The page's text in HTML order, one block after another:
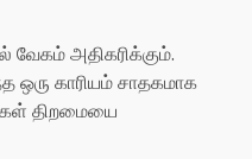
அதிகரிக்கும்.
ஒரு காரியம் சாதகமாக
திறமையை